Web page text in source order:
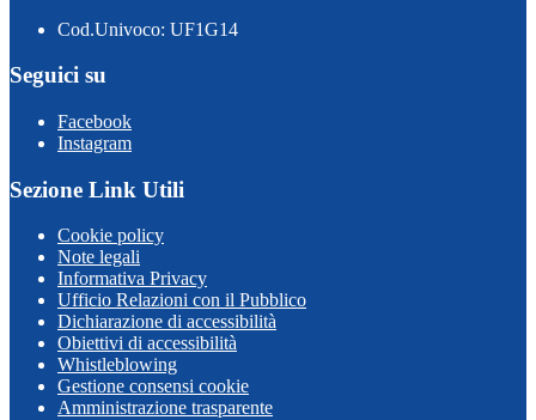
Cod.Univoco: UF1G14
Seguici su
Facebook
Instagram
Sezione Link Utili
Cookie policy
Note legali
Informativa Privacy
Ufficio Relazioni con il Pubblico
Dichiarazione di accessibilità
Obiettivi di accessibilità
Whistleblowing
Gestione consensi cookie
Amministrazione trasparente